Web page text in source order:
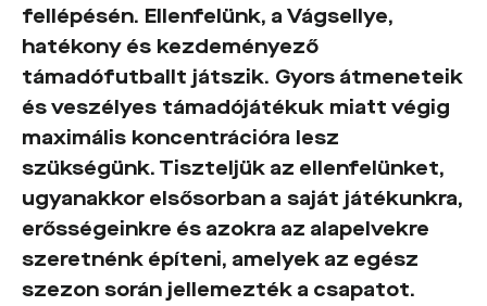
fellépésén. Ellenfelünk, a Vágsellye,
hatékony és kezdeményező
támadófutballt játszik. Gyors átmeneteik
és veszélyes támadójátékuk miatt végig
maximális koncentrációra lesz
szükségünk. Tiszteljük az ellenfelünket,
ugyanakkor elsősorban a saját játékunkra,
erősségeinkre és azokra az alapelvekre
szeretnénk építeni, amelyek az egész
szezon során jellemezték a csapatot.